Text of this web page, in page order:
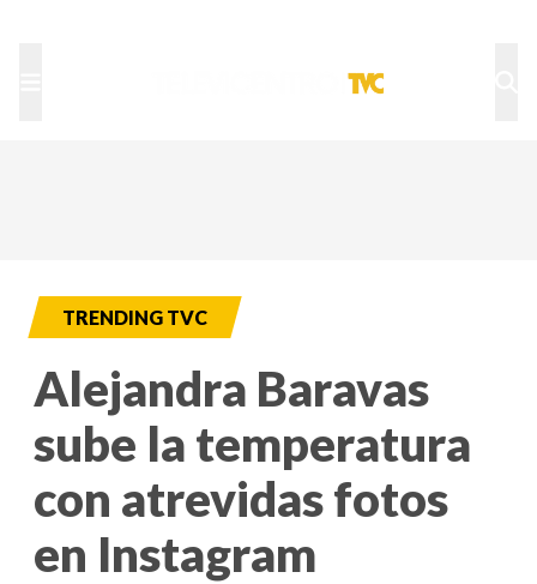
TRENDING TVC
Alejandra Baravas
sube la temperatura
con atrevidas fotos
en Instagram